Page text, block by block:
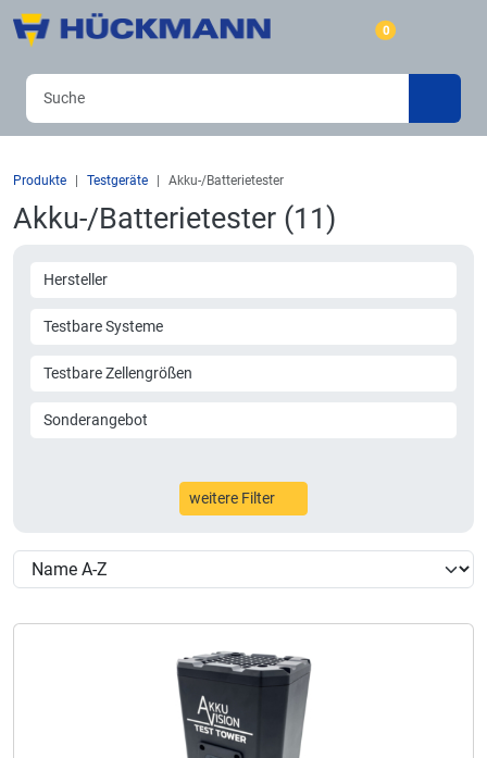
0
Produkte Testgeräte Akku-/Batterietester
Akku-/Batterietester (11)
Hersteller
Testbare Systeme
Testbare Zellengrößen
Sonderangebot
weitere Filter